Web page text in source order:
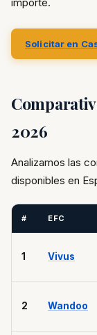
Solicitar en
2026
Analizamos las
disponibles en
# EFC
1 Vivus
2 Wandoo